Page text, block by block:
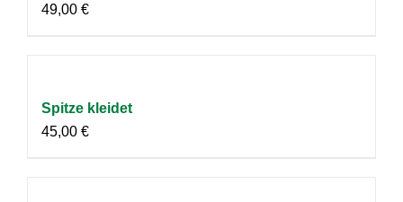
49,00 €
Spitze kleidet
45,00 €